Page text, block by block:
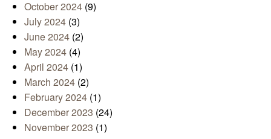
October 2024 (9)
July 2024 (3)
June 2024 (2)
May 2024 (4)
April 2024 (1)
March 2024 (2)
February 2024 (1)
December 2023 (24)
November 2023 (1)